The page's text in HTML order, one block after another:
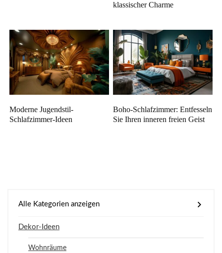
klassischer Charme
Moderne Jugendstil-
Schlafzimmer-Ideen
Boho-Schlafzimmer: Entfesseln
Sie Ihren inneren freien Geist
Alle Kategorien anzeigen
Dekor-Ideen
Wohnräume